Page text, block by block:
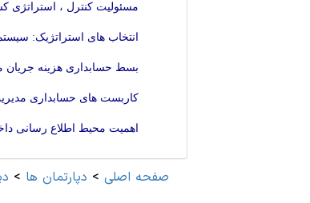
مسئولیت کنترل ،
انتخاب های استراتژیک:
بسط حسابداری هزینه جریان
کاربست های حسابداری
اهمیت محیط اطلاع رسانی
صفحه اصلی > دپارتمان ها >